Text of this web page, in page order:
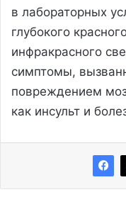
в лабораторных
глубокого
инфракрасного
симптомы,
повреждением
как инсульт и